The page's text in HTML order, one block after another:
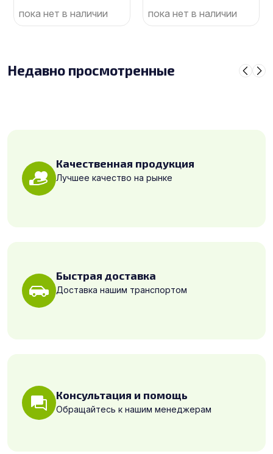
пока нет в наличии пока нет в наличии
Недавно просмотренные
Качественная продукция
Лучшее качество на рынке
Быстрая доставка
Доставка нашим транспортом
Консультация и помощь
Обращайтесь к нашим менеджерам